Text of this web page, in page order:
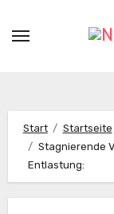
Inhalt
Start
Startseite
Stagnierende
Entlastung: